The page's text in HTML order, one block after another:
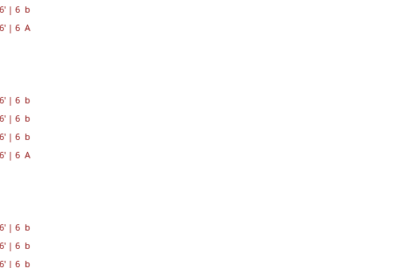
6'| 6 b
6'| 6 A
6'| 6 b
6'| 6 b
6'| 6 b
6'| 6 A
6'| 6 b
6'| 6 b
6'| 6 b